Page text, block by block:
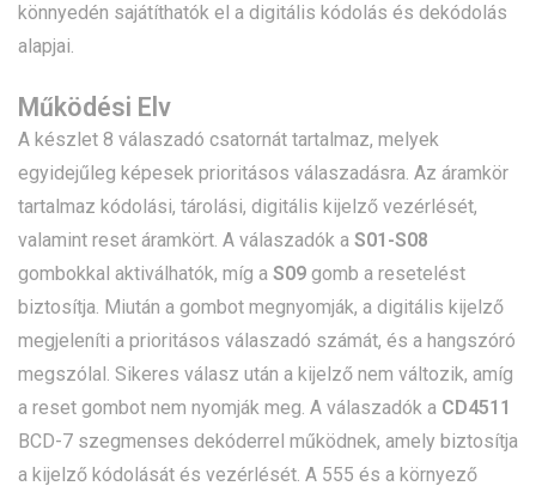
könnyedén sajátíthatók el a digitális kódolás és dekódolás
alapjai.
Működési Elv
A készlet 8 válaszadó csatornát tartalmaz, melyek
egyidejűleg képesek prioritásos válaszadásra. Az áramkör
tartalmaz kódolási, tárolási, digitális kijelző vezérlését,
valamint reset áramkört. A válaszadók a S01-S08
gombokkal aktiválhatók, míg a S09 gomb a resetelést
biztosítja. Miután a gombot megnyomják, a digitális kijelző
megjeleníti a prioritásos válaszadó számát, és a hangszóró
megszólal. Sikeres válasz után a kijelző nem változik, amíg
a reset gombot nem nyomják meg. A válaszadók a CD4511
BCD-7 szegmenses dekóderrel működnek, amely biztosítja
a kijelző kódolását és vezérlését. A 555 és a környező